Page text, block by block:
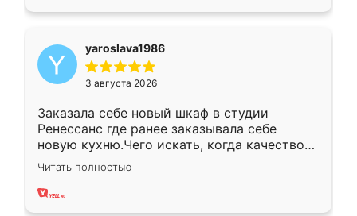
yaroslava1986
3 августа 2026
Заказала себе новый шкаф в студии
Ренессанс где ранее заказывала себе
новую кухню.Чего искать, когда качеством
вполне довольна. Служит кухня уже почти
два года, нареканий нет.
Читать полностью